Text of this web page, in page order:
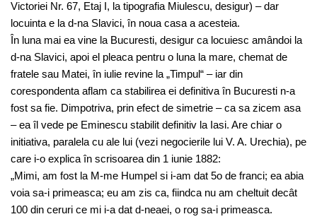
Victoriei Nr. 67, Etaj I, la tipografia Miulescu, desigur) – dar
locuinta e la d-na Slavici, în noua casa a acesteia.
În luna mai ea vine la Bucuresti, desigur ca locuiesc amândoi la
d-na Slavici, apoi el pleaca pentru o luna la mare, chemat de
fratele sau Matei, în iulie revine la „Timpul“ – iar din
corespondenta aflam ca stabilirea ei definitiva în Bucuresti n-a
fost sa fie. Dimpotriva, prin efect de simetrie – ca sa zicem asa
– ea îl vede pe Eminescu stabilit definitiv la Iasi. Are chiar o
initiativa, paralela cu ale lui (vezi negocierile lui V. A. Urechia), pe
care i-o explica în scrisoarea din 1 iunie 1882:
„Mimi, am fost la M-me Humpel si i-am dat 5o de franci; ea abia
voia sa-i primeasca; eu am zis ca, fiindca nu am cheltuit decât
100 din ceruri ce mi i-a dat d-neaei, o rog sa-i primeasca.